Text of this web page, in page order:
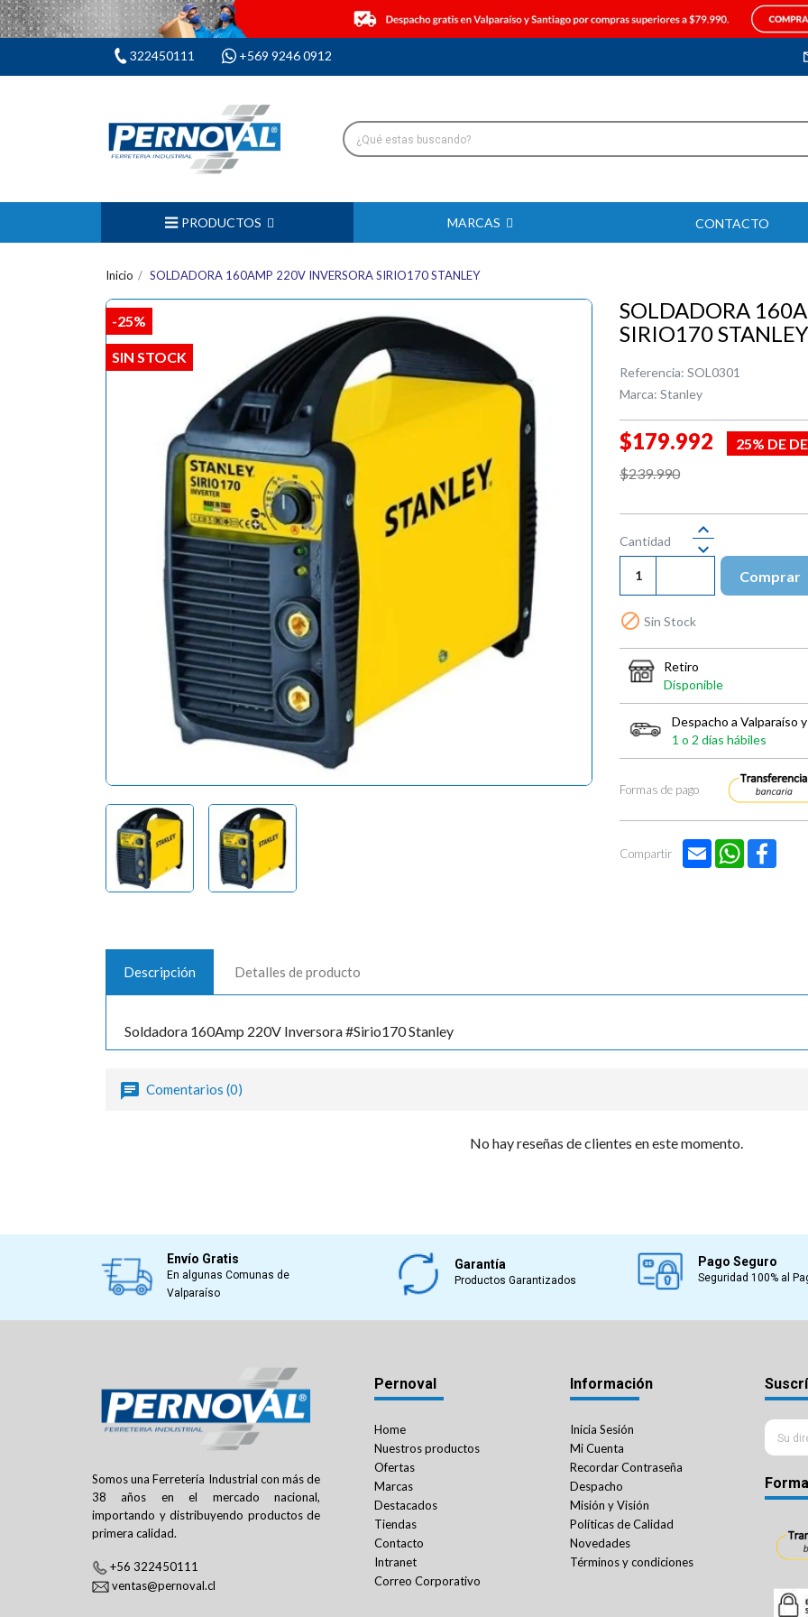
322450111 +569 9246 0912
PRODUCTOS MARCAS CONTACTO
Inicio SOLDADORA 160AMP 220V INVERSORA SIRIO170 STANLEY
-25%
SIN STOCK
SOLDADORA
SIRIO170 STANLEY
Referencia: SOL0301
Marca: Stanley
$179.992
25% DE
$239.990
Cantidad
Comprar
 Sin Stock
Retiro
Disponible
Despacho a Valparaíso
1 o 2 días hábiles
Formas de pago
Compartir Email WhatsApp
Descripción Detalles de producto
Soldadora 160Amp 220V Inversora #Sirio170 Stanley
Comentarios (0)
No hay reseñas de clientes en este momento.
Envío Gratis
En algunas Comunas de
Valparaíso
Garantía
Productos Garantizados
Pago Seguro
Seguridad 100% al
Somos una Ferretería Industrial con más de
38 años en el mercado nacional,
importando y distribuyendo productos de
primera calidad.
+56 322450111
ventas@pernoval.cl
Pernoval
Home
Nuestros productos
Ofertas
Marcas
Destacados
Tiendas
Contacto
Intranet
Correo Corporativo
Información
Inicia Sesión
Mi Cuenta
Recordar Contraseña
Despacho
Misión y Visión
Políticas de Calidad
Novedades
Términos y condiciones